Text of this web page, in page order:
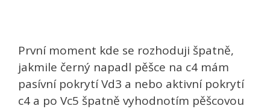
První moment kde se rozhoduji špatně,
jakmile černý napadl pěšce na c4 mám
pasívní pokrytí Vd3 a nebo aktivní pokrytí
c4 a po Vc5 špatně vyhodnotím pěšcovou